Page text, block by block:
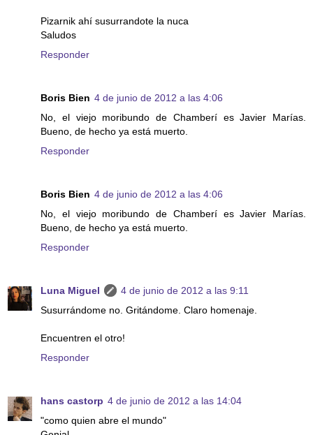
Pizarnik ahí susurrandote la nuca
Saludos
Responder
Boris Bien 4 de junio de 2012 a las 4:06
No, el viejo moribundo de Chamberí es Javier Marías.
Bueno, de hecho ya está muerto.
Responder
Boris Bien 4 de junio de 2012 a las 4:06
No, el viejo moribundo de Chamberí es Javier Marías.
Bueno, de hecho ya está muerto.
Responder
Luna Miguel
4 de junio de 2012 a las 9:11
Susurrándome no. Gritándome. Claro homenaje.
Encuentren el otro!
Responder
hans castorp 4 de junio de 2012 a las 14:04
"como quien abre el mundo"